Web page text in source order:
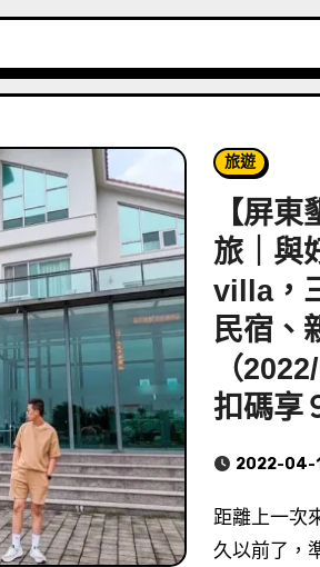
旅遊
【屏
旅｜與
villa，
民宿、
（
扣碼享
2022-04-
距離上一次來到南台灣的墾丁，已經不知道多
久以前了，